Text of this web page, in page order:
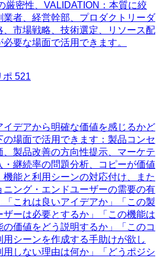
厳密性、VALIDATION：本質に絞
業者、経営幹部、プロダクトリーダ
市場戦略、技術選定、リソース配
要な場面で活用できます。
ポ 521
デアから明確な価値を感じるかど
の場面で活用できます：製品コンセ
製品改善の方向性提示、マーケテ
・継続率の問題分析、コピーが価値
能と利用シーンの対応付け、また
ング・エンドユーザーの需要の有
これは良いアイデアか」「この製
ーは必要とするか」「この機能は
価値をどう説明するか」「このコ
用シーンを作成する手助けが欲し
しない理由は何か」「どうポジシ